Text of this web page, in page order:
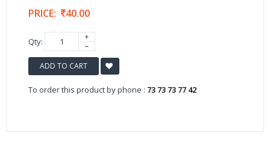
PRICE: 40.00
Qty:
ADD TO CART
To order this product by phone : 73 73 73 77 42